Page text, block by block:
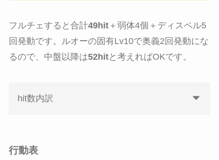
フルチェすると合計49hit＋弱体4個＋ディスペル5
回発動です。ルオーの固有Lv10で奥義2回発動にな
るので、中盤以降は52hitと考えればOKです。
hit数内訳
行動表